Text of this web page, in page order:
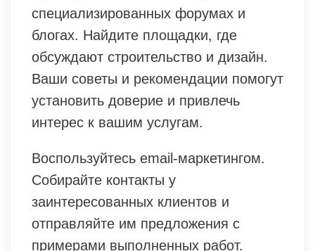
специализированных форумах и
блогах. Найдите площадки, где
обсуждают строительство и дизайн.
Ваши советы и рекомендации помогут
установить доверие и привлечь
интерес к вашим услугам.
Воспользуйтесь email-маркетингом.
Собирайте контакты у
заинтересованных клиентов и
отправляйте им предложения с
примерами выполненных работ.